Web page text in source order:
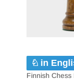
in
Finnish Chess